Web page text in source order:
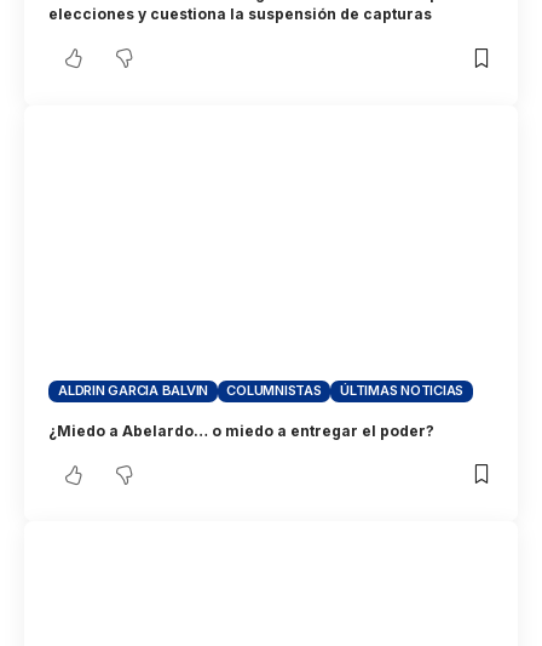
elecciones y cuestiona la suspensión de capturas
ALDRIN GARCIA BALVIN COLUMNISTAS ÚLTIMAS NOTICIAS
¿Miedo a Abelardo… o miedo a entregar el poder?